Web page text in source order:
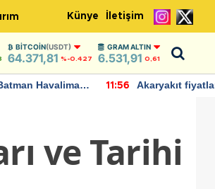
Künye İletişim
BITCOIN(USDT)
64.371,81 %-0.427
GRAM ALTIN
6.531,91 0,61
Havalimanı
11:56
Akaryakıt
ve Tarihi